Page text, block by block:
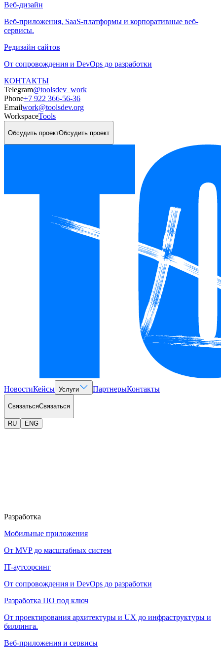
Веб-дизайн
Веб-приложения, SaaS-платформы и корпоративные веб-
сервисы.
Редизайн сайтов
От сопровождения и DevOps до разработки
КОНТАКТЫ
Telegram@toolsdev_work
Phone+7 922 366-56-36
Emailwork@toolsdev.org
WorkspaceTools
Обсудить проектОбсудить проект
НовостиКейсы Услуги ПартнерыКонтакты
СвязатьсяСвязаться
RU ENG
Разработка
Мобильные приложения
От MVP до масштабных систем
IT-аутсорсинг
От сопровождения и DevOps до разработки
Разработка ПО под ключ
От проектирования архитектуры и UX до инфраструктуры и
биллинга.
Веб-приложения и сервисы